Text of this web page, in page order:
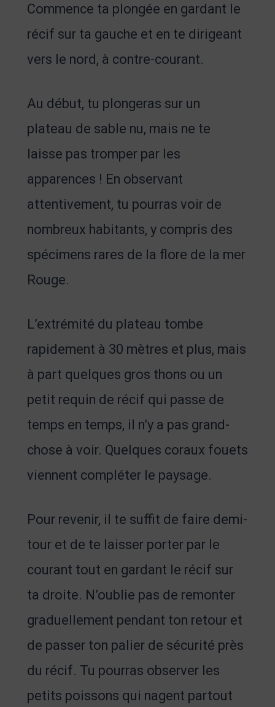
Commence ta plongée en gardant le
récif sur ta gauche et en te dirigeant
vers le nord, à contre-courant.
Au début, tu plongeras sur un
plateau de sable nu, mais ne te
laisse pas tromper par les
apparences ! En observant
attentivement, tu pourras voir de
nombreux habitants, y compris des
spécimens rares de la flore de la mer
Rouge.
L’extrémité du plateau tombe
rapidement à 30 mètres et plus, mais
à part quelques gros thons ou un
petit requin de récif qui passe de
temps en temps, il n’y a pas grand-
chose à voir. Quelques coraux fouets
viennent compléter le paysage.
Pour revenir, il te suffit de faire demi-
tour et de te laisser porter par le
courant tout en gardant le récif sur
ta droite. N’oublie pas de remonter
graduellement pendant ton retour et
de passer ton palier de sécurité près
du récif. Tu pourras observer les
petits poissons qui nagent partout